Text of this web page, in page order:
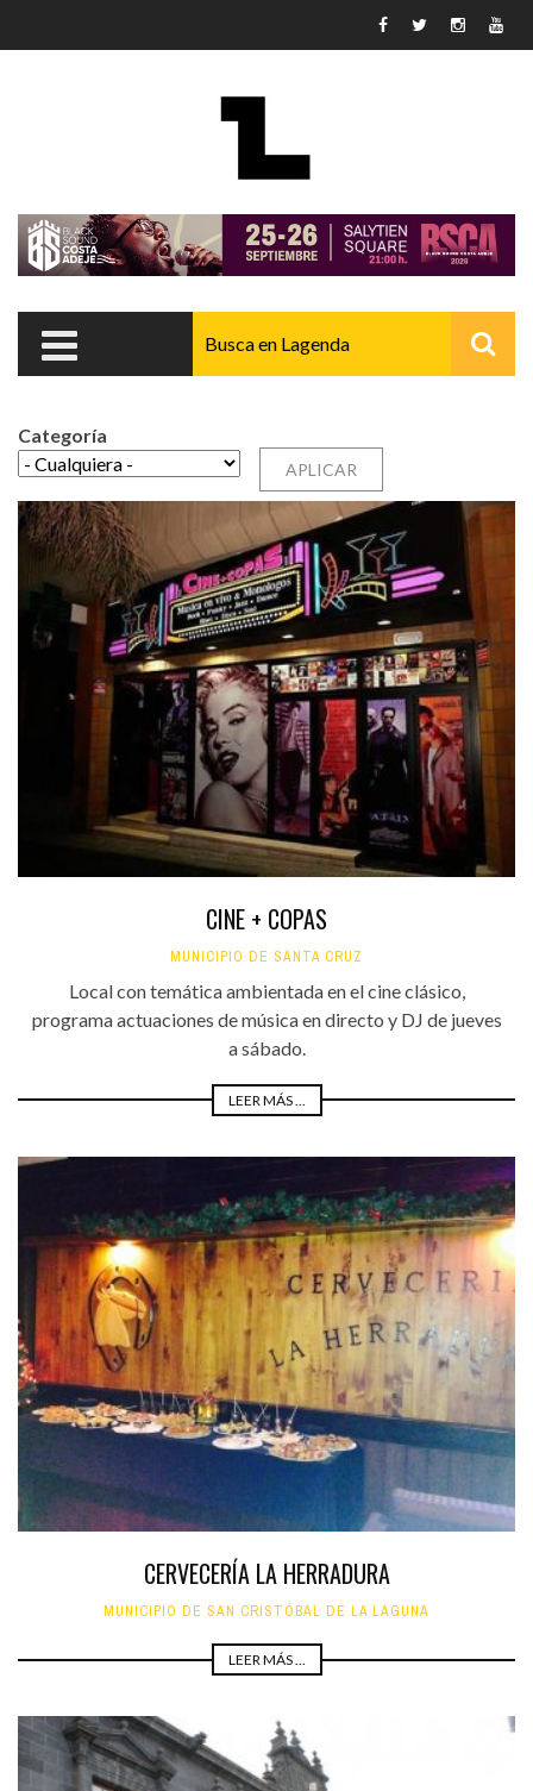
Categoría
CINE + COPAS
MUNICIPIO DE SANTA CRUZ
Local con temática ambientada en el cine clásico,
programa actuaciones de música en directo y DJ de jueves
a sábado.
LEER MÁS ...
CERVECERÍA LA HERRADURA
MUNICIPIO DE SAN CRISTÓBAL DE LA LAGUNA
LEER MÁS ...